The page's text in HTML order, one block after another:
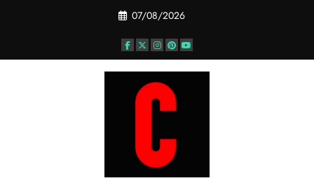
07/08/2026